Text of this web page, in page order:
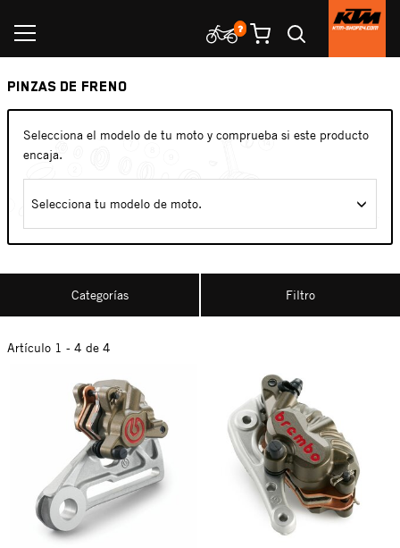
PINZAS DE FRENO
Selecciona el modelo de tu moto y comprueba si este producto
encaja.
Selecciona tu modelo de moto.
Categorías Filtro
Artículo 1 - 4 de 4